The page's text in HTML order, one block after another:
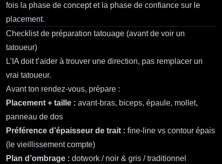
fois la phase de concept et la phase de confiance sur le
placement.
Checklist de préparation tatouage (avant de voir un
tatoueur)
L’IA doit t’aider à trouver une direction, pas remplacer un
vrai tatoueur.
Avant ton rendez‑vous, prépare :
Placement + taille : avant‑bras, biceps, épaule, mollet,
panneau de dos
Préférence d’épaisseur de trait : fine‑line vs contour épais
(le vieillissement compte)
Plan d’ombrage : dotwork / noir & gris / traditionnel